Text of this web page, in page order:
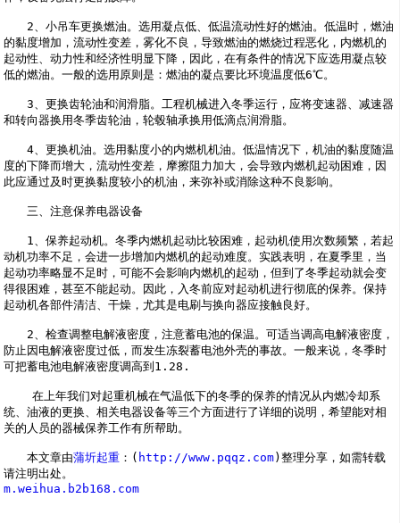
2、小吊车更换燃油。选用凝点低、低温流动性好的燃油。低温时，燃油
的黏度增加，流动性变差，雾化不良，导致燃油的燃烧过程恶化，内燃机的
起动性、动力性和经济性明显下降，因此，在有条件的情况下应选用凝点较
低的燃油。一般的选用原则是：燃油的凝点要比环境温度低6℃。
3、更换齿轮油和润滑脂。工程机械进入冬季运行，应将变速器、减速器
和转向器换用冬季齿轮油，轮毂轴承换用低滴点润滑脂。
4、更换机油。选用黏度小的内燃机机油。低温情况下，机油的黏度随温
度的下降而增大，流动性变差，摩擦阻力加大，会导致内燃机起动困难，因
此应通过及时更换黏度较小的机油，来弥补或消除这种不良影响。
三、注意保养电器设备
1、保养起动机。冬季内燃机起动比较困难，起动机使用次数频繁，若起
动机功率不足，会进一步增加内燃机的起动难度。实践表明，在夏季里，当
起动功率略显不足时，可能不会影响内燃机的起动，但到了冬季起动就会变
得很困难，甚至不能起动。因此，入冬前应对起动机进行彻底的保养。保持
起动机各部件清洁、干燥，尤其是电刷与换向器应接触良好。
2、检查调整电解液密度，注意蓄电池的保温。可适当调高电解液密度，
防止因电解液密度过低，而发生冻裂蓄电池外壳的事故。一般来说，冬季时
可把蓄电池电解液密度调高到1.28.
在上年我们对起重机械在气温低下的冬季的保养的情况从内燃冷却系
统、油液的更换、相关电器设备等三个方面进行了详细的说明，希望能对相
关的人员的器械保养工作有所帮助。
本文章由蒲圻起重 ：( http://www.pqqz.com)整理分享，如需转载
请注明出处。
m.weihua.b2b168.com